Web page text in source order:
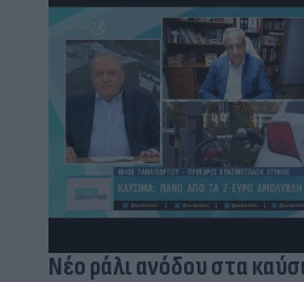
Νέο ράλι ανόδου στα